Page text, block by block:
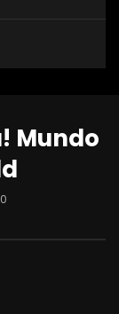
Mundo
0